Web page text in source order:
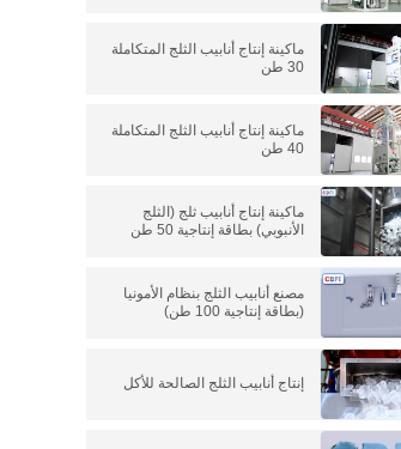
ماكينة إنتاج أنابيب الثلج المتكاملة
30 طن
ماكينة إنتاج أنابيب الثلج المتكاملة
40 طن
ماكينة إنتاج أنابيب ثلج (الثلج
الأنبوبي) بطاقة إنتاجية 50 طن
مصنع أنابيب الثلج بنظام الأمونيا
(بطاقة إنتاجية 100 طن)
إنتاج أنابيب الثلج الصالحة للأكل